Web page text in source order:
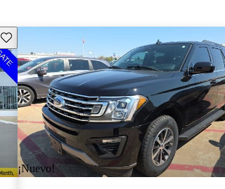
Guarda este Aviso
¡Nuevo!